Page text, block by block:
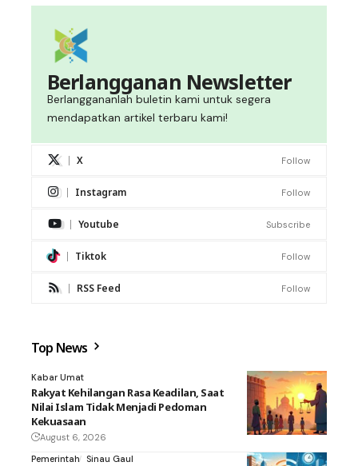
Berlangganan Newsletter
Berlanggananlah buletin kami untuk segera
mendapatkan artikel terbaru kami!
X Follow
Instagram Follow
Youtube Subscribe
Tiktok Follow
RSS Feed Follow
Top News
Kabar Umat
Rakyat Kehilangan Rasa Keadilan, Saat
Nilai Islam Tidak Menjadi Pedoman
Kekuasaan
August 6, 2026
Pemerintah
Sinau Gaul